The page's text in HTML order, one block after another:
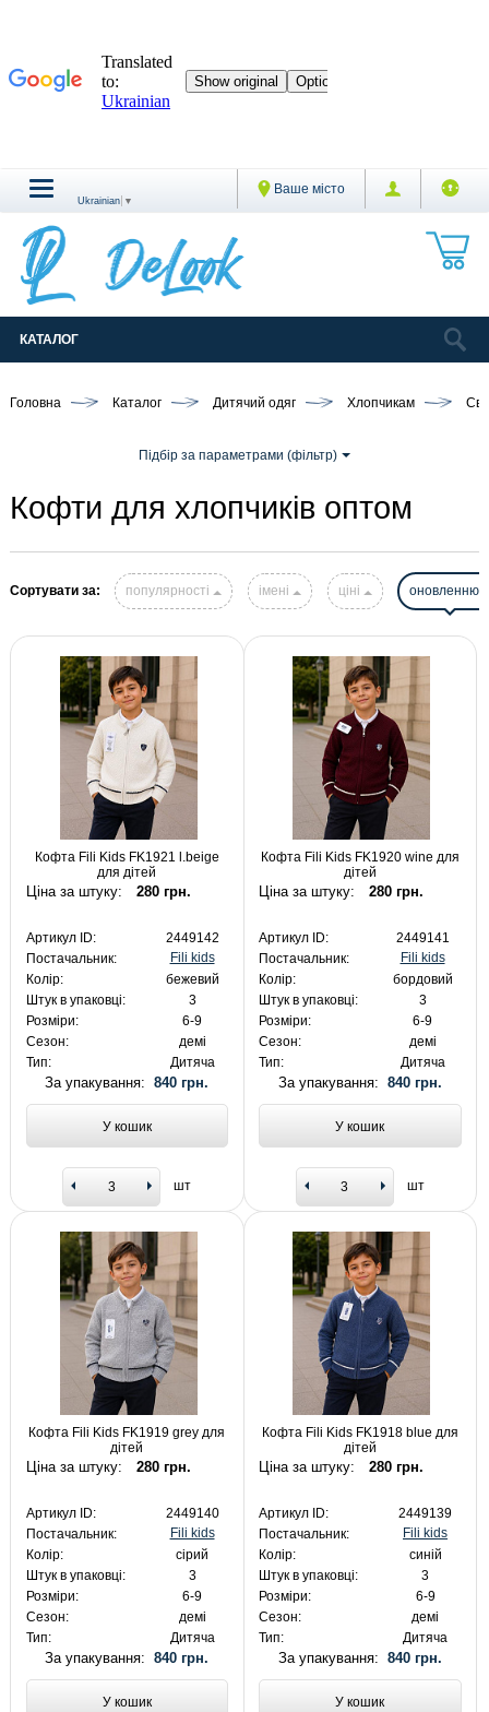
Ваше місто
Ukrainian ▼
КАТАЛОГ
Головна Каталог Дитячий одяг Хлопчикам
Підбір за параметрами (фільтр)
Кофти для хлопчиків оптом
Сортувати за: популярності імені ціні оновленню
Кофта Fili Kids FK1921 l.beige
для дітей
Ціна за штуку: 280 грн.
Артикул ID:
2449142
Постачальник:
Fili kids
Колір:
бежевий
Штук в упаковці:
3
Розміри:
6-9
Сезон:
демі
Тип:
Дитяча
За упакування:840 грн.
У кошик
шт
Кофта Fili Kids FK1920 wine для
дітей
Ціна за штуку: 280 грн.
Артикул ID:
2449141
Постачальник:
Fili kids
Колір:
бордовий
Штук в упаковці:
3
Розміри:
6-9
Сезон:
демі
Тип:
Дитяча
За упакування: 840 грн.
У кошик
шт
Кофта Fili Kids FK1919 grey для
дітей
Ціна за штуку: 280 грн.
Артикул ID:
2449140
Постачальник:
Fili kids
Колір:
сірий
Штук в упаковці:
3
Розміри:
6-9
Сезон:
демі
Тип:
Дитяча
За упакування:840 грн.
У кошик
Кофта Fili Kids FK1918 blue для
дітей
Ціна за штуку: 280 грн.
Артикул ID:
2449139
Постачальник:
Fili kids
Колір:
синій
Штук в упаковці:
3
Розміри:
6-9
Сезон:
демі
Тип:
Дитяча
За упакування: 840 грн.
У кошик